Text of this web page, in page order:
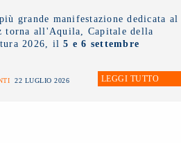
grande manifestazione dedicata al
torna all'Aquila, Capitale della
2026, il 5 e 6 settembre
22 LUGLIO 2026 LEGGI TUTTO